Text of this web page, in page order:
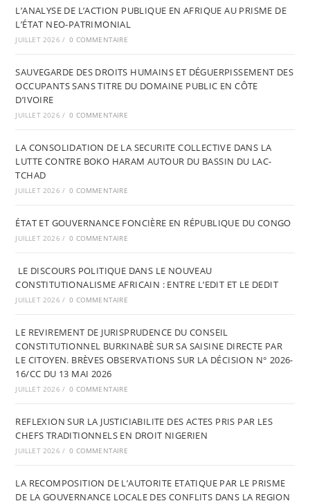
L’ANALYSE DE L’ACTION PUBLIQUE EN AFRIQUE AU PRISME DE
L’ÉTAT NEO-PATRIMONIAL
JUILLET 2026 / 0 COMMENTAIRE
SAUVEGARDE DES DROITS HUMAINS ET DÉGUERPISSEMENT DES
OCCUPANTS SANS TITRE DU DOMAINE PUBLIC EN CÔTE
D’IVOIRE
JUILLET 2026 / 0 COMMENTAIRE
LA CONSOLIDATION DE LA SECURITE COLLECTIVE DANS LA
LUTTE CONTRE BOKO HARAM AUTOUR DU BASSIN DU LAC-
TCHAD
JUILLET 2026 / 0 COMMENTAIRE
ÉTAT ET GOUVERNANCE FONCIÈRE EN RÉPUBLIQUE DU CONGO
JUILLET 2026 / 0 COMMENTAIRE
LE DISCOURS POLITIQUE DANS LE NOUVEAU
CONSTITUTIONALISME AFRICAIN : ENTRE L’EDIT ET LE DEDIT
JUILLET 2026 / 0 COMMENTAIRE
LE REVIREMENT DE JURISPRUDENCE DU CONSEIL
CONSTITUTIONNEL BURKINABÈ SUR SA SAISINE DIRECTE PAR
LE CITOYEN. BRÈVES OBSERVATIONS SUR LA DÉCISION N° 2026-
16/CC DU 13 MAI 2026
JUILLET 2026 / 0 COMMENTAIRE
REFLEXION SUR LA JUSTICIABILITE DES ACTES PRIS PAR LES
CHEFS TRADITIONNELS EN DROIT NIGERIEN
JUILLET 2026 / 0 COMMENTAIRE
LA RECOMPOSITION DE L’AUTORITE ETATIQUE PAR LE PRISME
DE LA GOUVERNANCE LOCALE DES CONFLITS DANS LA REGION